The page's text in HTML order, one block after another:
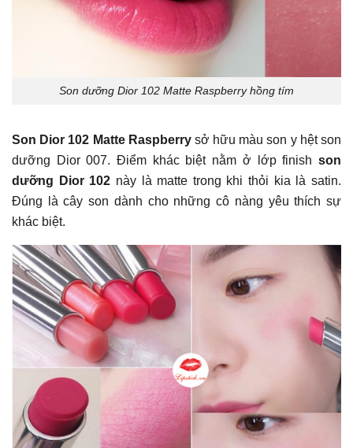
Son dưỡng Dior 102 Matte Raspberry hồng tím
Son Dior 102 Matte Raspberry sở hữu màu son y hệt son
dưỡng Dior 007. Điểm khác biệt nằm ở lớp finish son
dưỡng Dior 102 này là matte trong khi thỏi kia là satin.
Đúng là cây son dành cho những cô nàng yêu thích sự
khác biệt.